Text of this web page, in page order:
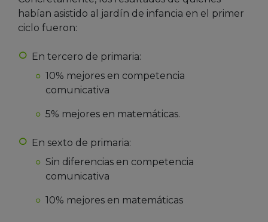
habían asistido al jardín de infancia en el primer
ciclo fueron:
En tercero de primaria:
10% mejores en competencia
comunicativa
5% mejores en matemáticas.
En sexto de primaria:
Sin diferencias en competencia
comunicativa
10% mejores en matemáticas